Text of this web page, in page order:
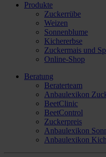
Produkte
Zuckerrübe
Weizen
Sonnenblume
Kichererbse
Zuckermais und
Online-Shop
Beratung
Beraterteam
Anbaulexikon
BeetClinic
BeetControl
Zuckerpreis
Anbaulexikon
Anbaulexikon